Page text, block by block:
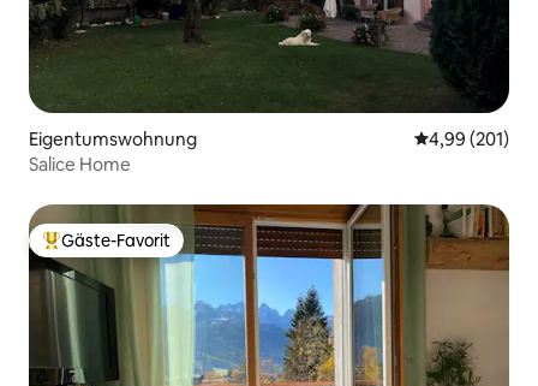
Eigentumswohnung
4,99 (201)
Salice Home
Beliebter Gäste-Favorit.
Gäste-Favorit